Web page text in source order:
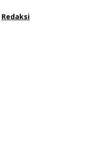
Redaksi